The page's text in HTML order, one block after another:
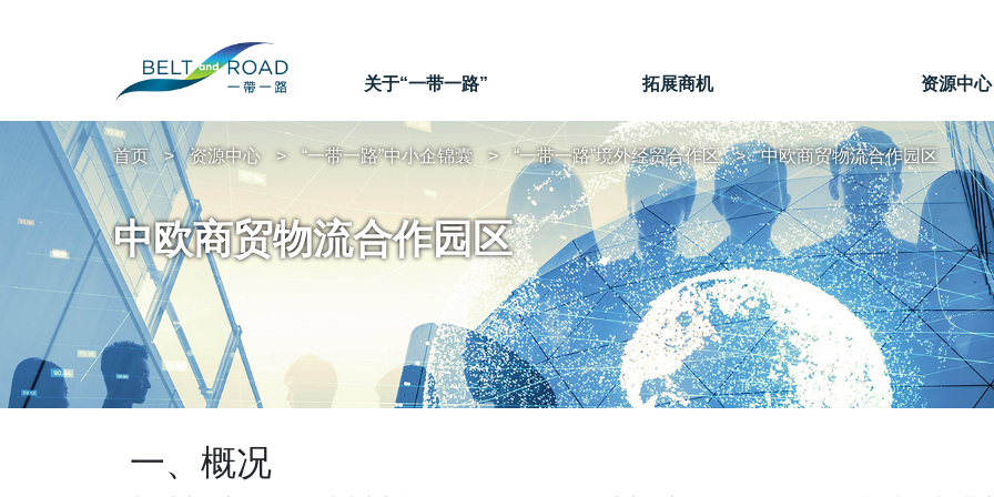
关于“一带一路” 拓展商机 资源中心
首页 资源中心 “一带一路”中小企锦囊 “一带一路”境外经贸合作区 中欧商贸物流合作园区
中欧商贸物流合作园区
一、概况